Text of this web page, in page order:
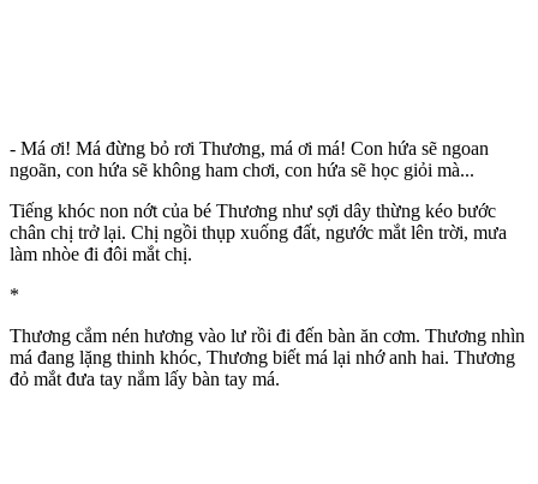
- Má ơi! Má đừng bỏ rơi Thương, má ơi má! Con hứa sẽ ngoan
ngoãn, con hứa sẽ không ham chơi, con hứa sẽ học giỏi mà...
Tiếng khóc non nớt của bé Thương như sợi dây thừng kéo bước
chân chị trở lại. Chị ngồi thụp xuống đất, ngước mắt lên trời, mưa
làm nhòe đi đôi mắt chị.
*
Thương cắm nén hương vào lư rồi đi đến bàn ăn cơm. Thương nhìn
má đang lặng thinh khóc, Thương biết má lại nhớ anh hai. Thương
đỏ mắt đưa tay nắm lấy bàn tay má.